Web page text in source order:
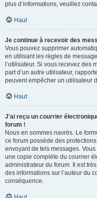
plus d’informations, veuillez
Haut
Je continue à recevoir des
Vous pouvez supprimer
en utilisant les règles de
l’utilisateur. Si vous recevez
part d’un autre utilisateur,
peuvent empêcher un utilisateur
Haut
J’ai reçu un courrier
forum !
Nous en sommes navrés. Le
ce forum possède des
envoyant de tels messages.
une copie complète du courrier
administrateur du forum. Il est
des informations sur l’auteur du
conséquence.